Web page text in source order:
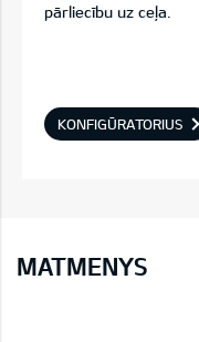
pārliecību uz ceļa.
KONFIGŪRATORIUS
MATMENYS